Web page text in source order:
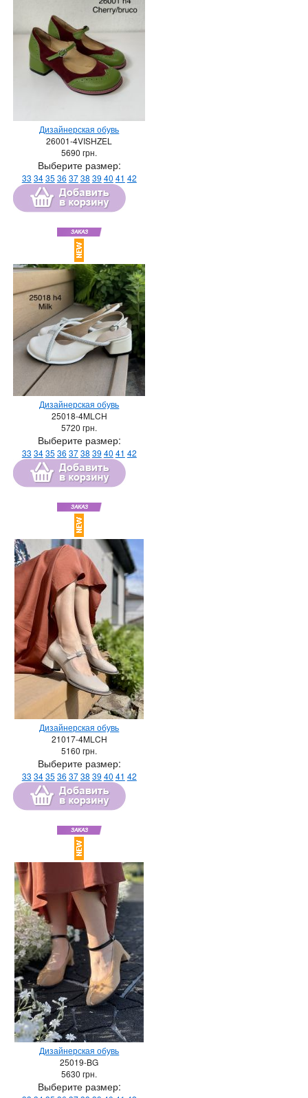
Дизайнерская обувь
26001-4VISHZEL
5690 грн.
Выберите размер:
33 3435 36 3738 39 40 41 42
Дизайнерская обувь
25018-4MLCH
5720 грн.
Выберите размер:
33 3435 36 3738 39 40 41 42
Дизайнерская обувь
21017-4MLCH
5160 грн.
Выберите размер:
33 3435 36 3738 39 40 41 42
Дизайнерская обувь
25019-BG
5630 грн.
Выберите размер: